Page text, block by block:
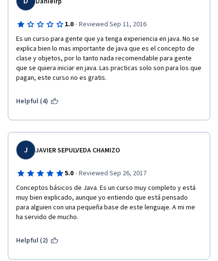
1.0 · Reviewed Sep 11, 2016
Es un curso para gente que ya tenga experiencia en java. No se
explica bien lo mas importante de java que es el concepto de
clase y objetos, por lo tanto nada recomendable para gente
que se quiera iniciar en java. Las practicas solo son para los que
pagan, este curso no es gratis.
Helpful (4)
J JAVIER SEPULVEDA CHAMIZO
5.0 · Reviewed Sep 26, 2017
Conceptos básicos de Java. Es un curso muy completo y está
muy bien explicado, aunque yo entiendo que está pensado
para alguien con una pequeña base de este lenguaje. A mi me
ha servido de mucho.
Helpful (2)